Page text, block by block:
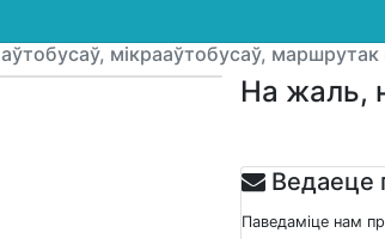
мікрааўтобусаў,
На жаль,
Ведаеце
Паведаміце нам